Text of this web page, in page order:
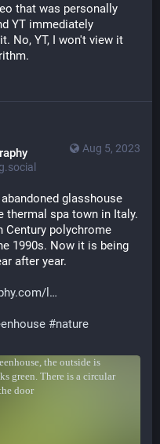
that was personally
YT immediately
No, YT, I won't view it
Aug 5, 2023
glasshouse
thermal spa town in Italy.
Century polychrome
1990s. Now it is being
after year.
l
#nature